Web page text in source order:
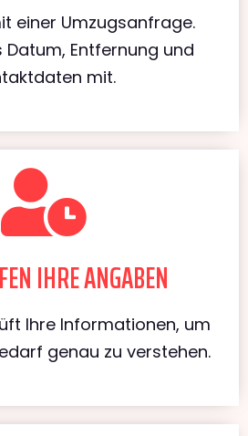
einer Umzugsanfrage.
Datum, Entfernung und
mit.
IHRE ANGABEN
Ihre Informationen, um
genau zu verstehen.